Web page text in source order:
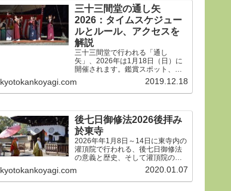
行・神輿渡御などの行事の日程、
生稚児や久世駒形稚児、各山鉾や
御朱印、屋台や歩行者天国や交通
規制などのおすすめ情報です。
三十三間堂の通し矢
2026：タイムスケジュー
ルとルール、アクセスを
解説
三十三間堂で行われる「通し
矢」、2026年は1月18日（日）に
開催されます。鑑賞スポット、タ
イムスケジュール、ルールや歴
史、そして三十三間堂の概要、ア
クセス方法などをご紹介します。
kyotokankoyagi.com 2019.12.18
後七日御修法2026後拝み
於東寺
2026年年1月8日～14日に東寺内の
灌頂院で行われる、後七日御修法
の意義と歴史、そして灌頂院の内
部で何をするのかを解説した後、
14日の「後拝み」での灌頂院参拝
方法などをご紹介します。合掌。
kyotokankoyagi.com 2020.01.07